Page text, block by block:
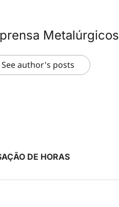
Metalúrgicos
See author's posts
DE HORAS